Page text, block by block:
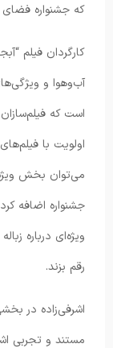
که جشنواره فضای
کارگردان فیلم
آب‌وهوا و
است که
اولویت با
می‌توان بخش‌
جشنواره اضافه
ویژه‌ای درباره
رقم بزند.
اشرفی‌زاده در
مستند و تجربی